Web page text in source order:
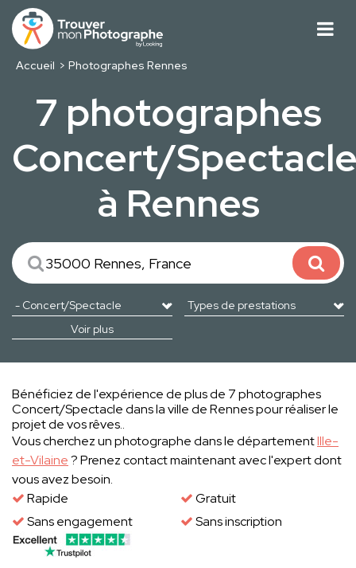
Accueil Photographes Rennes
7 photographes
Concert/
à Rennes
Voir plus
Bénéficiez de l'expérience de plus de 7 photographes
Concert/Spectacle dans la ville de Rennes pour réaliser le
projet de vos rêves..
Vous cherchez un photographe dans le départementIlle-
et-Vilaine? Prenez contact maintenant avec l'expert dont
vous avez besoin.
Rapide
Gratuit
Sans engagement
Sans inscription